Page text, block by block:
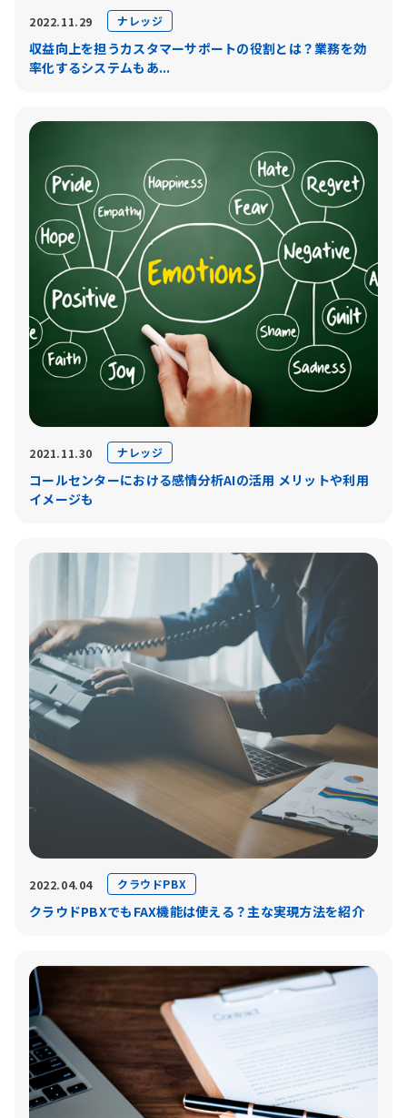
2022.11.29 ナレッジ
収益向上を担うカスタマーサポートの役割とは？業務を効
率化するシステムもあ...
2021.11.30 ナレッジ
コールセンターにおける感情分析AIの活用 メリットや利用
イメージも
2022.04.04 クラウドPBX
クラウドPBXでもFAX機能は使える？主な実現方法を紹介